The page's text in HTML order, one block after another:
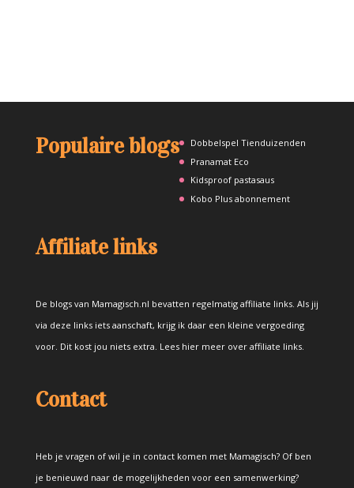
Populaire blogs
Dobbelspel Tienduizenden
Pranamat Eco
Kidsproof pastasaus
Kobo Plus abonnement
Affiliate links
De blogs van Mamagisch.nl bevatten regelmatig affiliate links. Als jij
via deze links iets aanschaft, krijg ik daar een kleine vergoeding
voor. Dit kost jou niets extra. Lees hier meer over affiliate links.
Contact
Heb je vragen of wil je in contact komen met Mamagisch? Of ben
je benieuwd naar de mogelijkheden voor een samenwerking?